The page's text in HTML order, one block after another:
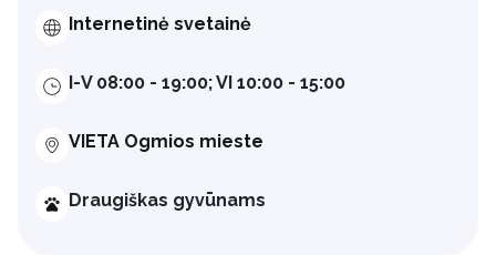
Internetinė svetainė
I-V 08:00 - 19:00; VI 10:00 - 15:00
VIETA Ogmios mieste
Draugiškas gyvūnams